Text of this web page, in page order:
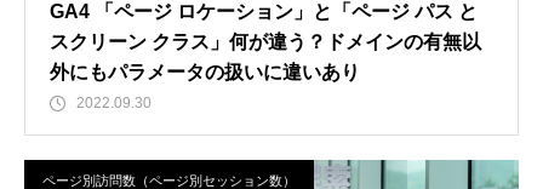
GA4 「ページ ロケーション」と「ページ パス と
スクリーン クラス」何が違う？ドメインの有無以
外にもパラメータの扱いに違いあり
2022.09.30
ページ別訪問数（ページ別セッション数）